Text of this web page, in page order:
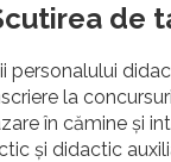
de
personalului
la
în cămine și
și didactic